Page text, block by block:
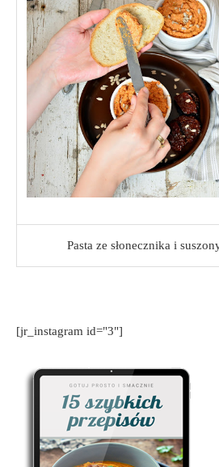
Pasta ze słonecznika i
[jr_instagram id="3"]